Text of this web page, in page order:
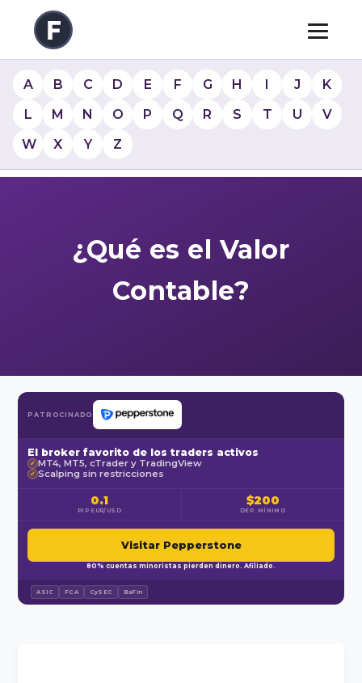
A B C D E F G H I J
K
L
M N O P Q R S T U
V
W
X Y Z
¿Qué es el Valor
Contable?
PATROCINADO
El broker favorito de los traders activos
✓ MT4, MT5, cTrader y TradingView
✓ Scalping sin restricciones
0.1
PIP EUR/USD
$200
DEP. MÍNIMO
Visitar Pepperstone
80% cuentas minoristas pierden dinero. Afiliado.
ASIC FCA CySEC BaFin